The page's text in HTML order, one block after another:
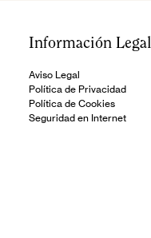
Información Legal
Aviso Legal
Política de Privacidad
Política de Cookies
Seguridad en Internet